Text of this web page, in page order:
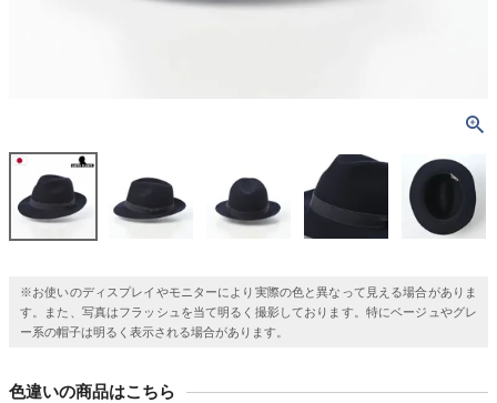
※お使いのディスプレイやモニターにより実際の色と異なって見える場合がありま
す。また、写真はフラッシュを当て明るく撮影しております。特にベージュやグレ
ー系の帽子は明るく表示される場合があります。
色違いの商品はこちら